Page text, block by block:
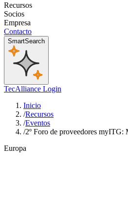
Recursos
Socios
Empresa
Contacto
SmartSearch
TecAlliance Login
Inicio
/Recursos
/Eventos
/2º Foro de proveedores myITG:
Europa